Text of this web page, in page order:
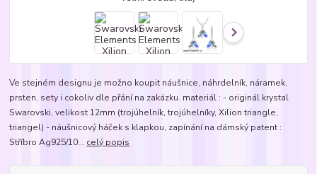
Ve stejném designu je možno koupit náušnice, náhrdelník, náramek,
prsten, sety i cokoliv dle přání na zakázku. materiál : - originál krystal
Swarovski, velikost 12mm (trojúhelník, trojúhelníky, Xilion triangle,
triangel) - náušnicový háček s klapkou, zapínání na dámský patent :
Stříbro Ag925/10... celý popis